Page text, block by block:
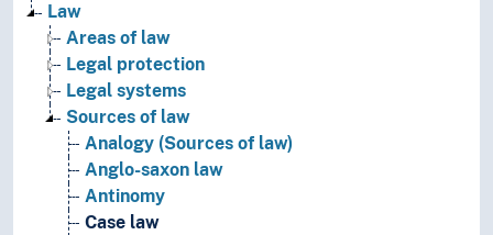
Law
Areas of law
Legal protection
Legal systems
Sources of law
Analogy (Sources of law)
Anglo-saxon law
Antinomy
Case law